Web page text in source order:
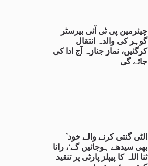
چیئرمین پی ٹی آئی بیرسٹر
گوہر کی والدہ انتقال
کرگئیں، نماز جنازہ آج ادا کی
جائے گی
’الٹی گنتی کرنے والے خود
بھی سیدھے ہوجائیں گے‘، رانا
ثنا اللہ کا پیپلز پارٹی پر تنقید